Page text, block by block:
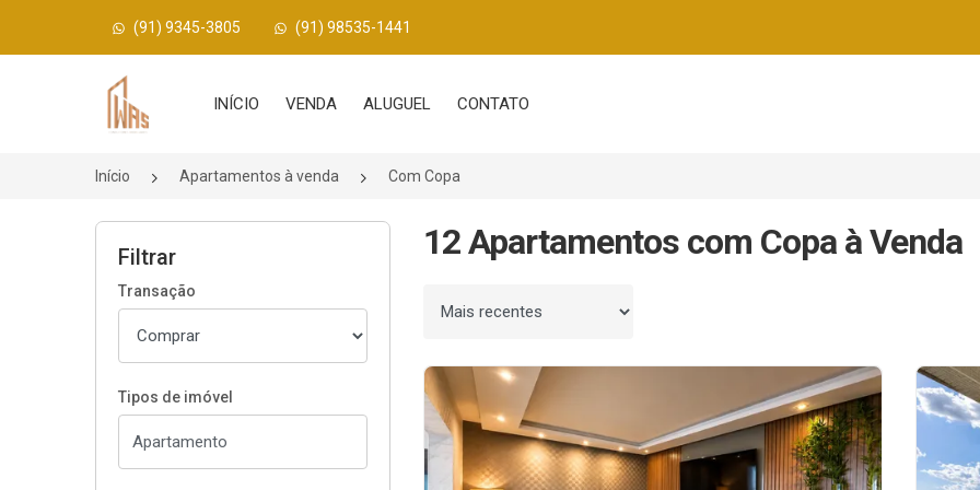
(91) 9345-3805 (91) 98535-1441
Página inicial
INÍCIO VENDA ALUGUEL CONTATO
Início Apartamentos à venda Com Copa
Filtrar
Transação
Tipos de imóvel
12 Apartamentos com Copa à Venda
Ordenar por